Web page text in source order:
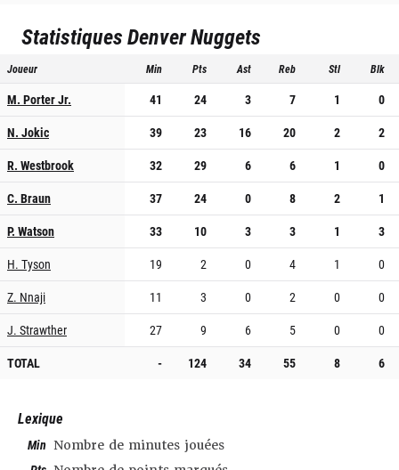
StatistiquesDenver Nuggets
Joueur Min Pts Ast Reb Stl Blk
M. Porter Jr. 41 24 3 7 1
0
N. Jokic
39 23 16 20 2
2
R. Westbrook
32 29 6 6 1
0
C. Braun
37 24 0 8 2
1
P. Watson
33 10 3 3 1
3
H. Tyson
19 2 0 4 1
0
Z. Nnaji
11 3 0 2 0
0
J. Strawther
27 9 6 5 0
0
TOTAL
- 124 34 55 8 6
Lexique
Min Nombre de minutes jouées